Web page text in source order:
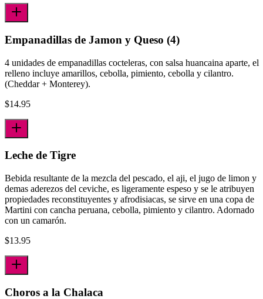
Empanadillas de Jamon y Queso (4)
4 unidades de empanadillas cocteleras, con salsa huancaina aparte, el
relleno incluye amarillos, cebolla, pimiento, cebolla y cilantro.
(Cheddar + Monterey).
$14.95
Leche de Tigre
Bebida resultante de la mezcla del pescado, el aji­, el jugo de limon y
demas aderezos del ceviche, es ligeramente espeso y se le atribuyen
propiedades reconstituyentes y afrodisiacas, se sirve en una copa de
Martini con cancha peruana, cebolla, pimiento y cilantro. Adornado
con un camarón.
$13.95
Choros a la Chalaca